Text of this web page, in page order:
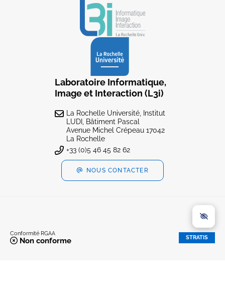
Laboratoire Informatique,
Image et Interaction (L3i)
La Rochelle Université, Institut
LUDI, Bâtiment Pascal
Avenue Michel Crépeau 17042
La Rochelle
+33 (0)5 46 45 82 62
NOUS CONTACTER
Conformité RGAA
Non conforme STRATIS